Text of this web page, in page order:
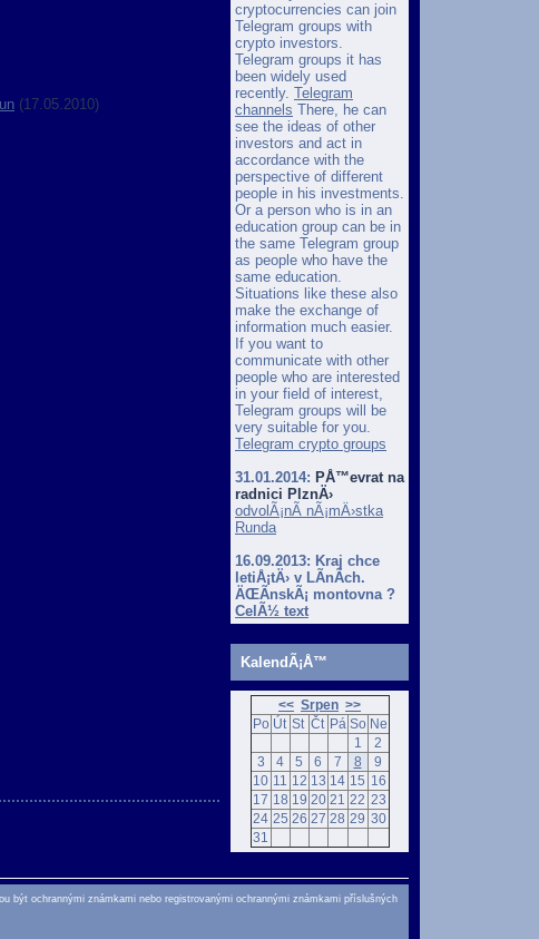
(17.05.2010)
cryptocurrencies can join
Telegram groups with
crypto investors.
Telegram groups it has
been widely used
recently. Telegram
channels There, he can
see the ideas of other
investors and act in
accordance with the
perspective of different
people in his investments.
Or a person who is in an
education group can be in
the same Telegram group
as people who have the
same education.
Situations like these also
make the exchange of
information much easier.
If you want to
communicate with other
people who are interested
in your field of interest,
Telegram groups will be
very suitable for you.
Telegram crypto groups
31.01.2014: PÅ™evrat na
radnici PlznÄ›
odvolÃ¡nÃ­ nÃ¡mÄ›stka
Runda
16.09.2013: Kraj chce
letiÅ¡tÄ› v LÃ­nÃ­ch.
ÄŒÃ­nskÃ¡ montovna ?
CelÃ½ text
KalendÃ¡Å™
<< Srpen >>
Po Út St Čt Pá So Ne
1
2
3
4 5 6 7 8
9
10 11 12 13 14 15 16
17 18 19 20 21 22 23
24 25 26 27 28 29 30
31
být ochrannými známkami nebo registrovanými ochrannými známkami příslušných